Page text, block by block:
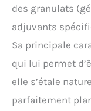
des granulats
adjuvants
Sa principale
qui lui permet
elle s’étale
parfaitement